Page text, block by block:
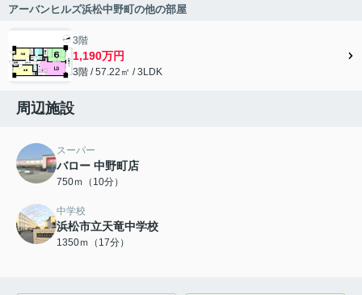
アーバンヒルズ浜松中野町の他の部屋
3階
1,190万円
3階 / 57.22㎡ / 3LDK
周辺施設
スーパー
バロー 中野町店
750ｍ（10分）
中学校
浜松市立天竜中学校
1350ｍ（17分）